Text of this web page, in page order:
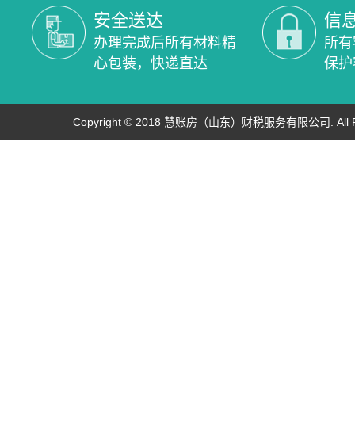
安全送达
办理完成后所有材料精
心包装，快递直达
信
所
保
Copyright © 2018 慧账房（山东）财税服务有限公司. All